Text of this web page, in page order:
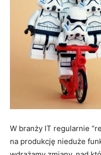
W branży IT regularnie
na produkcję nieduże